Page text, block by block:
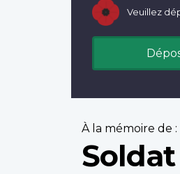
Veuillez
À la mémoire de :